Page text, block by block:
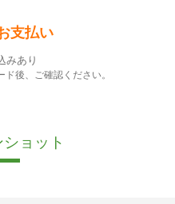
支払い
みあり
後、ご確認ください。
ョット